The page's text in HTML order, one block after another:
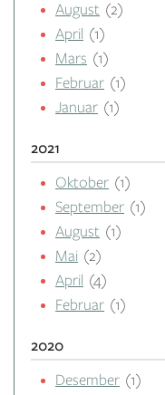
August (2)
April
(1)
Mars (1)
Februar (1)
Januar (1)
2021
Oktober (1)
September (1)
August (1)
Mai (2)
April
(4)
Februar (1)
2020
Desember (1)